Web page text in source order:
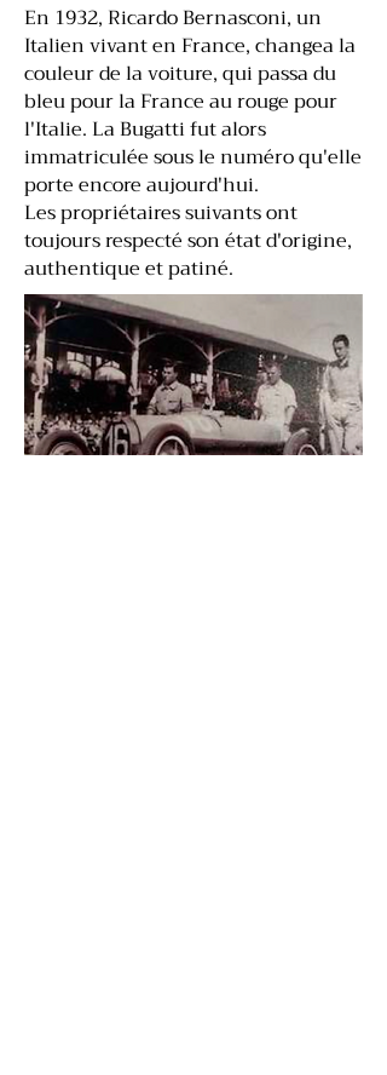
En 1932, Ricardo Bernasconi, un
Italien vivant en France, changea la
couleur de la voiture, qui passa du
bleu pour la France au rouge pour
l'Italie. La Bugatti fut alors
immatriculée sous le numéro qu'elle
porte encore aujourd'hui.
Les propriétaires suivants ont
toujours respecté son état d'origine,
authentique et patiné.